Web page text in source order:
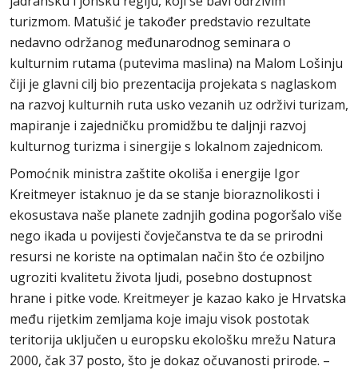
turizmom. Matušić je također predstavio rezultate
nedavno održanog međunarodnog seminara o
kulturnim rutama (putevima maslina) na Malom Lošinju
čiji je glavni cilj bio prezentacija projekata s naglaskom
na razvoj kulturnih ruta usko vezanih uz održivi turizam,
mapiranje i zajedničku promidžbu te daljnji razvoj
kulturnog turizma i sinergije s lokalnom zajednicom.
Pomoćnik ministra zaštite okoliša i energije Igor
Kreitmeyer istaknuo je da se stanje bioraznolikosti i
ekosustava naše planete zadnjih godina pogoršalo više
nego ikada u povijesti čovječanstva te da se prirodni
resursi ne koriste na optimalan način što će ozbiljno
ugroziti kvalitetu života ljudi, posebno dostupnost
hrane i pitke vode. Kreitmeyer je kazao kako je Hrvatska
među rijetkim zemljama koje imaju visok postotak
teritorija uključen u europsku ekološku mrežu Natura
2000, čak 37 posto, što je dokaz očuvanosti prirode. –